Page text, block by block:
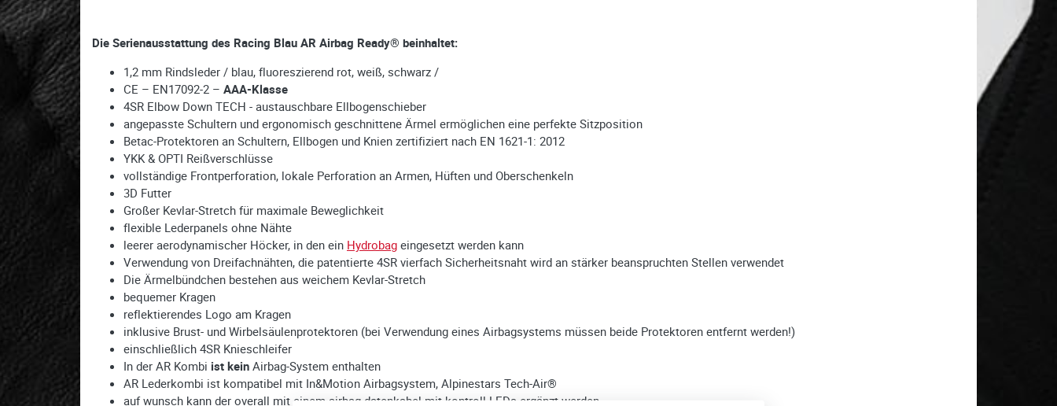
Die Serienausstattung des Racing Blau AR Airbag Ready® beinhaltet:
1,2 mm Rindsleder / blau, fluoreszierend rot, weiß, schwarz /
CE – EN17092-2 – AAA-Klasse
4SR Elbow Down TECH - austauschbare Ellbogenschieber
angepasste Schultern und ergonomisch geschnittene Ärmel ermöglichen eine perfekte Sitzposition
Betac-Protektoren an Schultern, Ellbogen und Knien zertifiziert nach EN 1621-1: 2012
YKK & OPTI Reißverschlüsse
vollständige Frontperforation, lokale Perforation an Armen, Hüften und Oberschenkeln
3D Futter
Großer Kevlar-Stretch für maximale Beweglichkeit
flexible Lederpanels ohne Nähte
leerer aerodynamischer Höcker, in den ein Hydrobag eingesetzt werden kann
Verwendung von Dreifachnähten, die patentierte 4SR vierfach Sicherheitsnaht wird an stärker beanspruchten Stellen verwendet
Die Ärmelbündchen bestehen aus weichem Kevlar-Stretch
bequemer Kragen
reflektierendes Logo am Kragen
inklusive Brust- und Wirbelsäulenprotektoren (bei Verwendung eines Airbagsystems müssen beide Protektoren entfernt werden!)
einschließlich 4SR Knieschleifer
In der AR Kombi ist kein Airbag-System enthalten
AR Lederkombi ist kompatibel mit In&Motion Airbagsystem, Alpinestars Tech-Air®
auf wunsch kann der overall mit einem airbag-datenkabel mit kontroll-LEDs ergänzt werden